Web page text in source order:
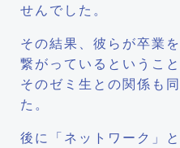
せんでした。
その結果、彼らが卒業
繋がっているというこ
そのゼミ生との関係も
た。
後に「ネットワーク」